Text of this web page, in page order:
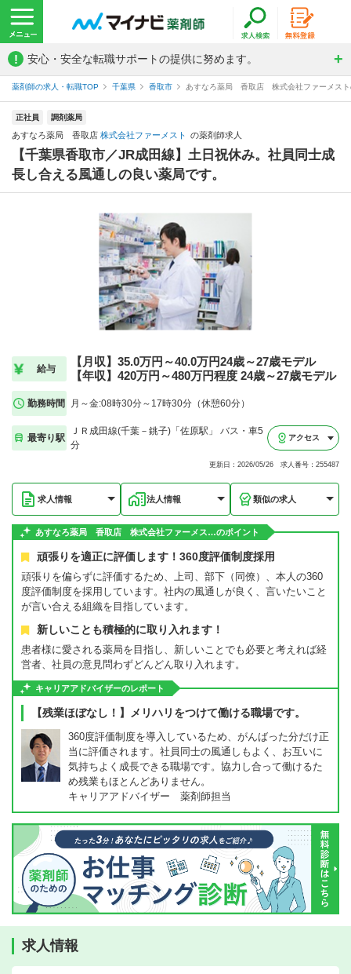
! 安心・安全な転職サポートの提供に努めます。
薬剤師の求人・転職TOP 千葉県 香取市 あすなろ薬局 香取店 株式会社ファーメスト
正社員 調剤薬局
あすなろ薬局 香取店 株式会社ファーメスト の薬剤師求人
【千葉県香取市／JR成田線】土日祝休み。社員同士成
長し合える風通しの良い薬局です。
給与
【月収】35.0万円～40.0万円24歳～27歳モデル
【年収】420万円～480万円程度 24歳～27歳モデル
勤務時間 月～金:08時30分～17時30分（休憩60分）
最寄り駅
ＪＲ成田線(千葉－銚子)「佐原駅」 バス・車5
分
アクセス
更新日：2026/05/26 求人番号：255487
求人情報 法人情報 類似の求人
あすなろ薬局 香取店 株式会社ファーメス…のポイント
頑張りを適正に評価します！360度評価制度採用
頑張りを偏らずに評価するため、上司、部下（同僚）、本人の360
度評価制度を採用しています。社内の風通しが良く、言いたいこと
が言い合える組織を目指しています。
新しいことも積極的に取り入れます！
患者様に愛される薬局を目指し、新しいことでも必要と考えれば経
営者、社員の意見問わずどんどん取り入れます。
キャリアアドバイザーのレポート
【残業ほぼなし！】メリハリをつけて働ける職場です。
360度評価制度を導入しているため、がんばった分だけ正
当に評価されます。社員同士の風通しもよく、お互いに
気持ちよく成長できる職場です。協力し合って働けるた
め残業もほとんどありません。
キャリアアドバイザー 薬剤師担当
求人情報